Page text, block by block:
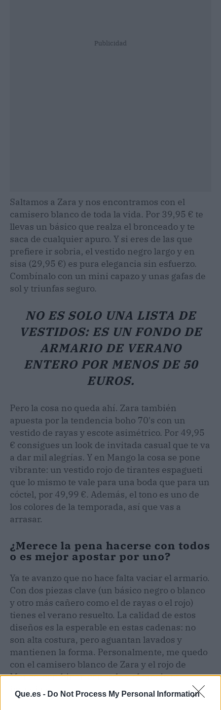
Que.es - Do Not Process My Personal Information
Publicidad
Saltamos a Zara y nos encontramos con el
camisero blanco de toda la vida. Por 39,95 € te
llevas un básico que realza el bronceado y te
saca de cualquier apuro. Y si eres de las que
prefiere ir sobria, el vestido negro largo y en
sisa (29,95 €) es pura elegancia sin esfuerzo.
Combínalo con un mini capazo y unas gafas de
sol y triunfas seguro.
NO ES SOLO UNA LISTA DE
VESTIDOS: ES UN FONDO DE
ARMARIO DE VERANO
ENTERO POR MENOS DE 50
EUROS.
Pero la cosa no queda ahí. Zara también
apuesta por la tendencia boho 70's con un
vestido de rayas y escote asimétrico. Por 49,95
€ consigues un look de invitada casual que te va
a dar mil alegrías. Y en Mango la cosa se pone
vibrante: un vestido rojo de tirantes espagueti
que lo mismo te vale para una boda que para un
cóctel, por 49,99 €. Además, el tono es uno de
los colores de la temporada, así que vas a
arrasar.
¿Merece la pena hacerse con todos
o es mejor apostar por uno?
Ya te avanzo que no hace falta vaciar el armario.
Con dos piezas clave (un básico negro o blanco
y otro más cañero como el de rayas o el rojo)
tienes el verano resuelto. La calidad de estos
diseños es la esperable en estas cadenas: no
son alta costura, pero aguantan lavados y
mantienen la forma. Personalmente, me quedo
con el camisero blanco de Zara y el rojo de
Mango: combinan con todo y el precio es
imbatible.